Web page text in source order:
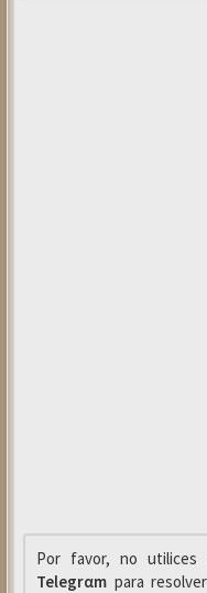
Por favor, no utilices
Telegrαm para